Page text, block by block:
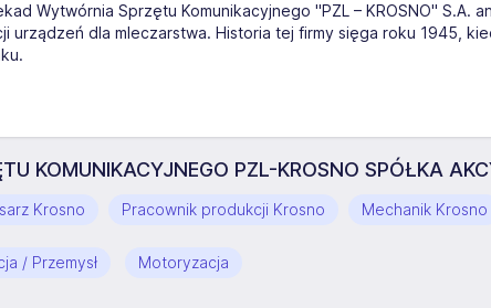
Wytwórnia Sprzętu Komunikacyjnego "PZL – KROSNO"
urządzeń dla mleczarstwa. Historia tej firmy sięga roku 1945,
KOMUNIKACYJNEGO PZL-KROSNO SPÓŁKA
Krosno Pracownik produkcji Krosno Mechanik Krosno
/ Przemysł Motoryzacja